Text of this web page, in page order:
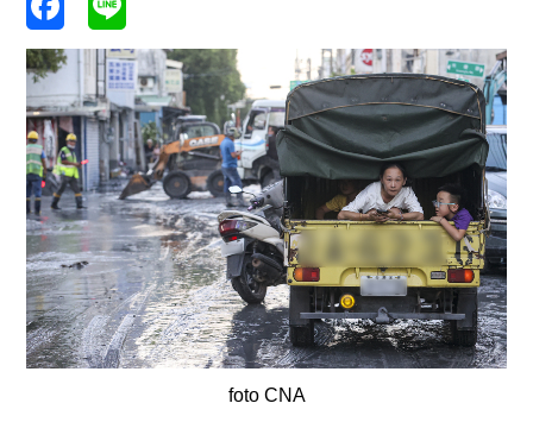
foto CNA